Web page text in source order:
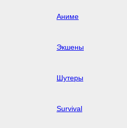
Аниме
Экшены
Шутеры
Survival